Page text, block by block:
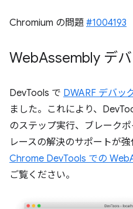
Chromium の問題 #1004193
WebAssembly デ
DevTools で DWARF デバッ
ました。これにより、
のステップ実行、ブレーク
レースの解決のサポートが強
Chrome DevTools での
ご覧ください。